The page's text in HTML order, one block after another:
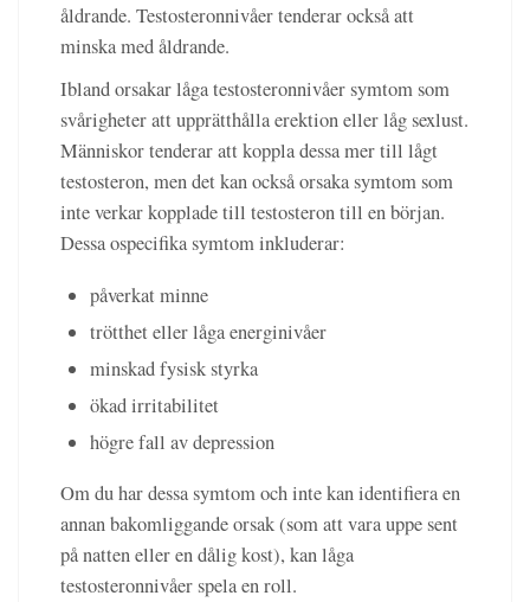
åldrande. Testosteronnivåer tenderar också att
minska med åldrande.
Ibland orsakar låga testosteronnivåer symtom som
svårigheter att upprätthålla erektion eller låg sexlust.
Människor tenderar att koppla dessa mer till lågt
testosteron, men det kan också orsaka symtom som
inte verkar kopplade till testosteron till en början.
Dessa ospecifika symtom inkluderar:
påverkat minne
trötthet eller låga energinivåer
minskad fysisk styrka
ökad irritabilitet
högre fall av depression
Om du har dessa symtom och inte kan identifiera en
annan bakomliggande orsak (som att vara uppe sent
på natten eller en dålig kost), kan låga
testosteronnivåer spela en roll.